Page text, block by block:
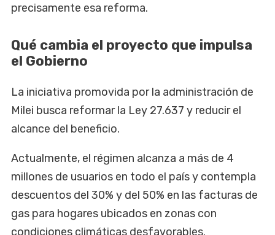
precisamente esa reforma.
Qué cambia el proyecto que impulsa
el Gobierno
La iniciativa promovida por la administración de
Milei busca reformar la Ley 27.637 y reducir el
alcance del beneficio.
Actualmente, el régimen alcanza a más de 4
millones de usuarios en todo el país y contempla
descuentos del 30% y del 50% en las facturas de
gas para hogares ubicados en zonas con
condiciones climáticas desfavorables.